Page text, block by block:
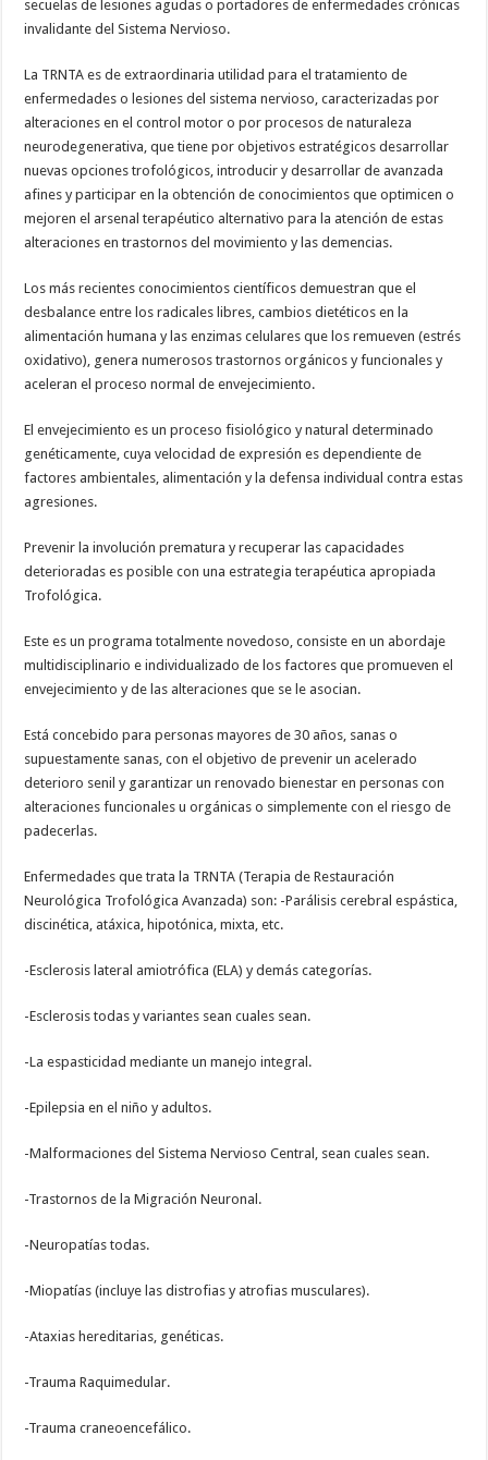
secuelas de lesiones agudas o portadores de enfermedades crónicas
invalidante del Sistema Nervioso.
La TRNTA es de extraordinaria utilidad para el tratamiento de
enfermedades o lesiones del sistema nervioso, caracterizadas por
alteraciones en el control motor o por procesos de naturaleza
neurodegenerativa, que tiene por objetivos estratégicos desarrollar
nuevas opciones trofológicos, introducir y desarrollar de avanzada
afines y participar en la obtención de conocimientos que optimicen o
mejoren el arsenal terapéutico alternativo para la atención de estas
alteraciones en trastornos del movimiento y las demencias.
Los más recientes conocimientos científicos demuestran que el
desbalance entre los radicales libres, cambios dietéticos en la
alimentación humana y las enzimas celulares que los remueven (estrés
oxidativo), genera numerosos trastornos orgánicos y funcionales y
aceleran el proceso normal de envejecimiento.
El envejecimiento es un proceso fisiológico y natural determinado
genéticamente, cuya velocidad de expresión es dependiente de
factores ambientales, alimentación y la defensa individual contra estas
agresiones.
Prevenir la involución prematura y recuperar las capacidades
deterioradas es posible con una estrategia terapéutica apropiada
Trofológica.
Este es un programa totalmente novedoso, consiste en un abordaje
multidisciplinario e individualizado de los factores que promueven el
envejecimiento y de las alteraciones que se le asocian.
Está concebido para personas mayores de 30 años, sanas o
supuestamente sanas, con el objetivo de prevenir un acelerado
deterioro senil y garantizar un renovado bienestar en personas con
alteraciones funcionales u orgánicas o simplemente con el riesgo de
padecerlas.
Enfermedades que trata la TRNTA (Terapia de Restauración
Neurológica Trofológica Avanzada) son: -Parálisis cerebral espástica,
discinética, atáxica, hipotónica, mixta, etc.
-Esclerosis lateral amiotrófica (ELA) y demás categorías.
-Esclerosis todas y variantes sean cuales sean.
-La espasticidad mediante un manejo integral.
-Epilepsia en el niño y adultos.
-Malformaciones del Sistema Nervioso Central, sean cuales sean.
-Trastornos de la Migración Neuronal.
-Neuropatías todas.
-Miopatías (incluye las distrofias y atrofias musculares).
-Ataxias hereditarias, genéticas.
-Trauma Raquimedular.
-Trauma craneoencefálico.